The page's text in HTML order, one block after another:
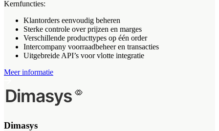
Kernfuncties:
Klantorders eenvoudig beheren
Sterke controle over prijzen en marges
Verschillende producttypes op één order
Intercompany voorraadbeheer en transacties
Uitgebreide API’s voor vlotte integratie
Meer informatie
Dimasys